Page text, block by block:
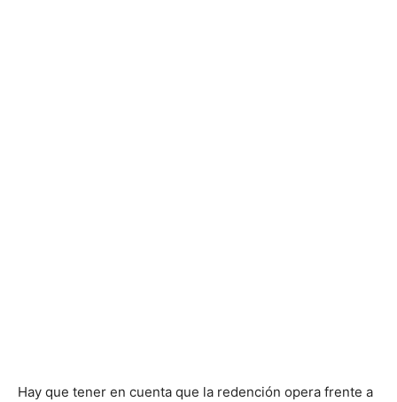
Hay que tener en cuenta que la redención opera frente a